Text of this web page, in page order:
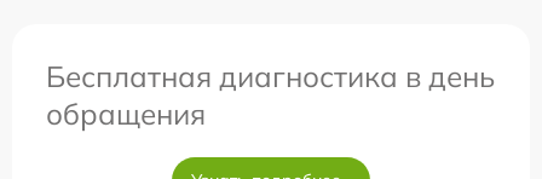
Бесплатная диагностика в день
обращения